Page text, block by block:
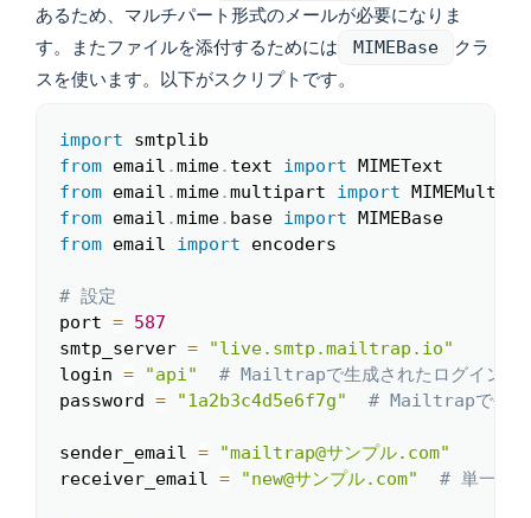
あるため、マルチパート形式のメールが必要になりま
す。またファイルを添付するためには
MIMEBase
クラ
スを使います。以下がスクリプトです。
import
from email .mime. text import
from email .mime.multipart import
from email .mime. base import
MIMEBase
from email import encoders
# 設定
port = 587
smtp_server =
"live.smtp.mailtrap.io"
login = "api"
# Mailtrapで生成されたログイン
password = "1a2b3c4d5e6f7g" # Mailtrapで生成
sender_email =
"mailtrap@サンプル.com"
receiver_email = "new@サンプル.com" # 単一受